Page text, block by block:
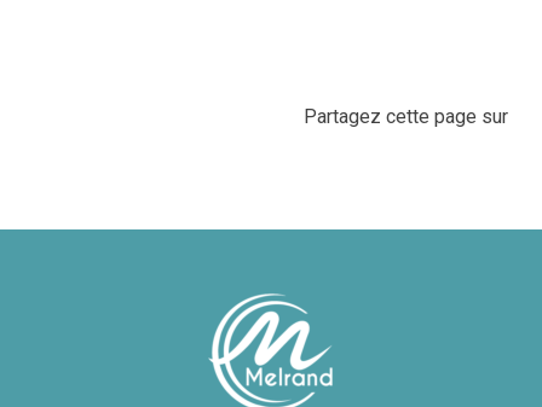
Partagez cette page sur